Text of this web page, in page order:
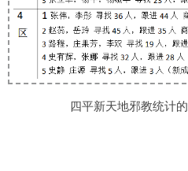
四平新天地邪教统计